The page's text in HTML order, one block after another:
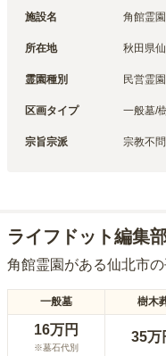
施設名 角館霊
所在地 秋田県
霊園種別 民営霊園
区画タイプ 一般墓/
宗旨宗派 宗教不問
ライフドット編集
角館霊園 がある仙北市
一般墓 樹木
16万円
※墓石代別
35万